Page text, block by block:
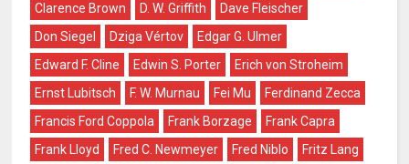
Clarence Brown
D. W. Griffith
Dave Fleischer
Don Siegel
Dziga Vértov
Edgar G. Ulmer
Edward F. Cline
Edwin S. Porter
Erich von Stroheim
Ernst Lubitsch
F. W. Murnau Fei Mu
Ferdinand Zecca
Francis Ford Coppola
Frank Borzage
Frank Capra
Frank Lloyd
Fred C. Newmeyer Fred Niblo
Fritz Lang